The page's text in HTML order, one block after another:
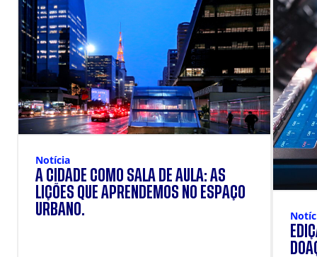
Notícia
A CIDADE COMO SALA DE AULA: AS
LIÇÕES QUE APRENDEMOS NO ESPAÇO
URBANO.